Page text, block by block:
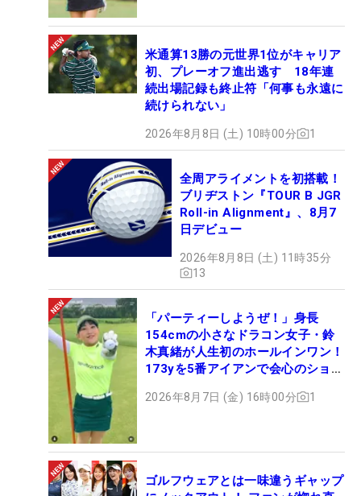
米通算13勝の元世界1位がキャリア
初、プレーオフ進出逃す 18年連
続出場記録も終止符「何事も永遠に
続けられない」
2026年8月8日 (土) 10時00分 1
全周アライメントを初搭載！
ブリヂストン『TOUR B JGR
Roll-in Alignment』、8月7
日デビュー
2026年8月8日 (土) 11時35分
13
「パーティーしようぜ！」身長
154cmの小さなドラコン女子・鈴
木真緒が人生初のホールインワン！
173yを5番アイアンで会心のショッ
2026年8月7日 (金) 16時00分 1
ゴルフウェアとは一味違うギャップ